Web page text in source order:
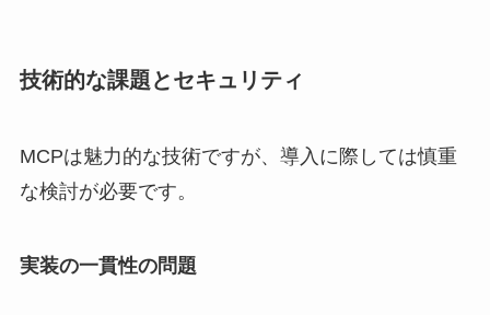
技術的な課題とセキュリティ
MCPは魅力的な技術ですが、導入に際しては慎重
な検討が必要です。
実装の一貫性の問題